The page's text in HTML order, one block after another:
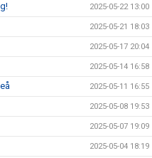
2025-05-22 13:00
2025-05-21 18:03
2025-05-17 20:04
2025-05-14 16:58
2025-05-11 16:55
2025-05-08 19:53
2025-05-07 19:09
2025-05-04 18:19